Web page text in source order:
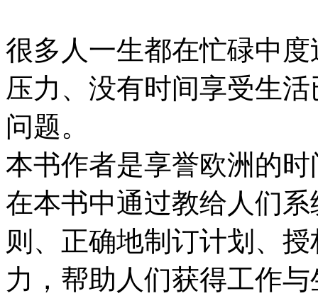
很多人一生都在忙碌中
压力、没有时间享受生
问题。
本书作者是享誉欧洲的
在本书中通过教给人们
则、正确地制订计划、
力，帮助人们获得工作